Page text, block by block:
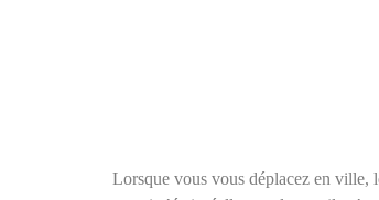
Lorsque vous vous déplacez en ville,